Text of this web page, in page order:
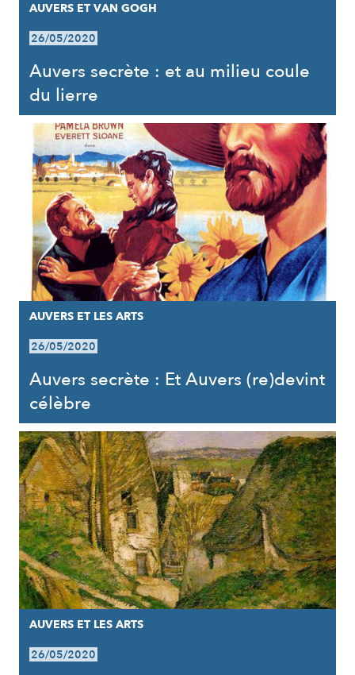
AUVERS ET VAN GOGH
26/05/2020
Auvers secrète : et au milieu coule
du lierre
AUVERS ET LES ARTS
26/05/2020
Auvers secrète : Et Auvers (re)devint
célèbre
AUVERS ET LES ARTS
26/05/2020